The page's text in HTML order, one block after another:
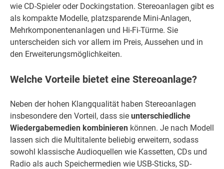
wie CD-Spieler oder Dockingstation. Stereoanlagen gibt es
als kompakte Modelle, platzsparende Mini-Anlagen,
Mehrkomponentenanlagen und Hi-Fi-Türme. Sie
unterscheiden sich vor allem im Preis, Aussehen und in
den Erweiterungsmöglichkeiten.
Welche Vorteile bietet eine Stereoanlage?
Neben der hohen Klangqualität haben Stereoanlagen
insbesondere den Vorteil, dass sie unterschiedliche
Wiedergabemedien kombinieren können. Je nach Modell
lassen sich die Multitalente beliebig erweitern, sodass
sowohl klassische Audioquellen wie Kassetten, CDs und
Radio als auch Speichermedien wie USB-Sticks, SD-